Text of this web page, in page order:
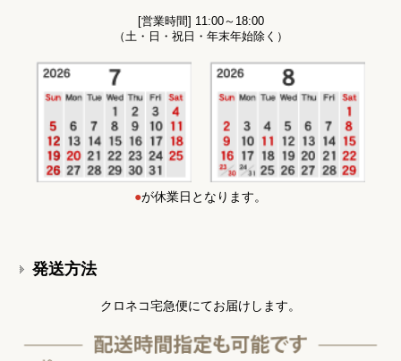
[営業時間] 11:00～18:00
（土・日・祝日・年末年始除く）
●が休業日となります。
発送方法
クロネコ宅急便にてお届けします。